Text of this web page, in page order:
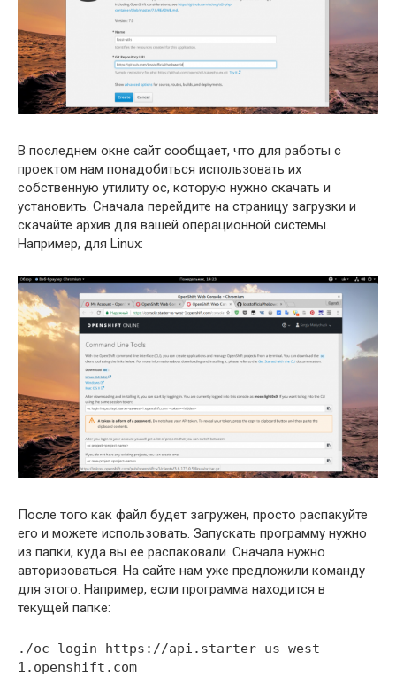
В последнем окне сайт сообщает, что для работы с
проектом нам понадобиться использовать их
собственную утилиту oc, которую нужно скачать и
установить. Сначала перейдите на страницу загрузки и
скачайте архив для вашей операционной системы.
Например, для Linux:
После того как файл будет загружен, просто распакуйте
его и можете использовать. Запускать программу нужно
из папки, куда вы ее распаковали. Сначала нужно
авторизоваться. На сайте нам уже предложили команду
для этого. Например, если программа находится в
текущей папке:
./oc login https://api.starter-us-west-
1.openshift.com